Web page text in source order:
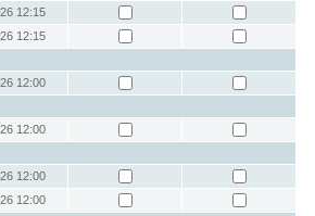
12:15
12:15
12:00
12:00
12:00
12:00